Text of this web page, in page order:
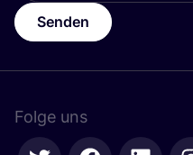
Senden
Folge uns